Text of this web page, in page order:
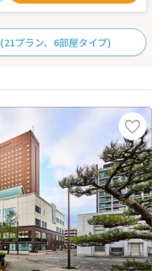
(21プラン、6部屋タイプ)